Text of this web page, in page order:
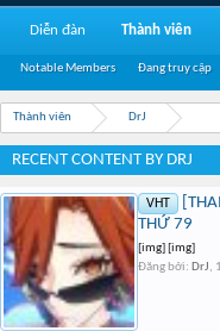
Thành viên DrJ
RECENT CONTENT BY DRJ
VHT
THỨ 79
[img] [img]
Đăng bởi: DrJ,
Diễn đàn Thành viên
Notable Members Đang truy cập